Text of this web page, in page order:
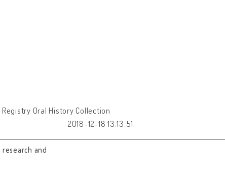
Oral History Collection
2018-12-18 13:13:51
and